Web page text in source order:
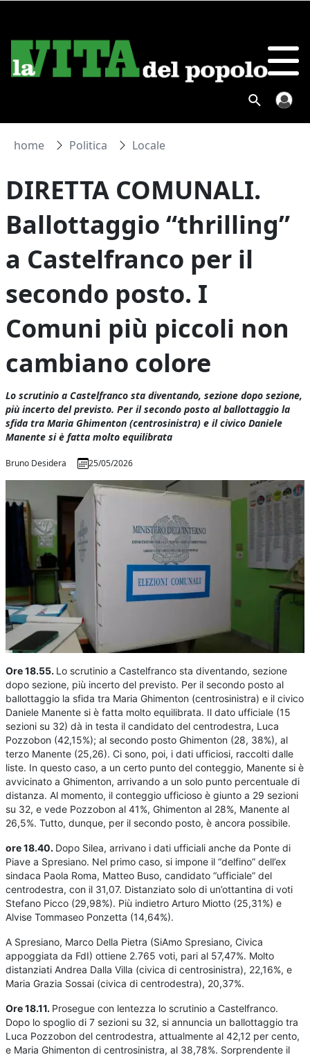
home Politica Locale
DIRETTA COMUNALI.
Ballottaggio “thrilling”
a Castelfranco per il
secondo posto. I
Comuni più piccoli non
cambiano colore
Lo scrutinio a Castelfranco sta diventando, sezione dopo sezione,
più incerto del previsto. Per il secondo posto al ballottaggio la
sfida tra Maria Ghimenton (centrosinistra) e il civico Daniele
Manente si è fatta molto equilibrata
Bruno Desidera 25/05/2026
Ore 18.55. Lo scrutinio a Castelfranco sta diventando, sezione
dopo sezione, più incerto del previsto. Per il secondo posto al
ballottaggio la sfida tra Maria Ghimenton (centrosinistra) e il civico
Daniele Manente si è fatta molto equilibrata. Il dato ufficiale (15
sezioni su 32) dà in testa il candidato del centrodestra, Luca
Pozzobon (42,15%); al secondo posto Ghimenton (28, 38%), al
terzo Manente (25,26). Ci sono, poi, i dati ufficiosi, raccolti dalle
liste. In questo caso, a un certo punto del conteggio, Manente si è
avvicinato a Ghimenton, arrivando a un solo punto percentuale di
distanza. Al momento, il conteggio ufficioso è giunto a 29 sezioni
su 32, e vede Pozzobon al 41%, Ghimenton al 28%, Manente al
26,5%. Tutto, dunque, per il secondo posto, è ancora possibile.
ore 18.40. Dopo Silea, arrivano i dati ufficiali anche da Ponte di
Piave a Spresiano. Nel primo caso, si impone il “delfino” dell’ex
sindaca Paola Roma, Matteo Buso, candidato “ufficiale” del
centrodestra, con il 31,07. Distanziato solo di un’ottantina di voti
Stefano Picco (29,98%). Più indietro Arturo Miotto (25,31%) e
Alvise Tommaseo Ponzetta (14,64%).
A Spresiano, Marco Della Pietra (SiAmo Spresiano, Civica
appoggiata da FdI) ottiene 2.765 voti, pari al 57,47%. Molto
distanziati Andrea Dalla Villa (civica di centrosinistra), 22,16%, e
Maria Grazia Sossai (civica di centrodestra), 20,37%.
Ore 18.11. Prosegue con lentezza lo scrutinio a Castelfranco.
Dopo lo spoglio di 7 sezioni su 32, si annuncia un ballottaggio tra
Luca Pozzobon del centrodestra, attualmente al 42,12 per cento,
e Maria Ghimenton di centrosinistra, al 38,78%. Sorprendente il